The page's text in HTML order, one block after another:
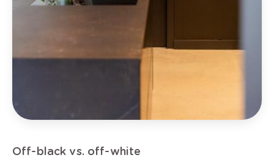
Off-black vs. off-white